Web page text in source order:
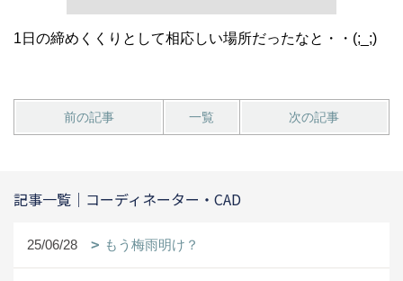
1日の締めくくりとして相応しい場所だったなと・・(;_;)
前の記事 一覧 次の記事
記事一覧｜コーディネーター・CAD
25/06/28 もう梅雨明け？